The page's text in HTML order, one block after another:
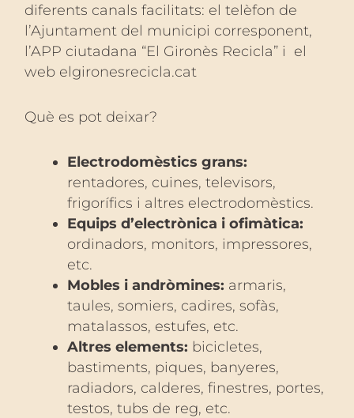
diferents canals facilitats: el telèfon de
l’Ajuntament del municipi corresponent,
l’APP ciutadana “El Gironès Recicla” i el
web elgironesrecicla.cat
Què es pot deixar?
Electrodomèstics grans:
rentadores, cuines, televisors,
frigorífics i altres electrodomèstics.
Equips d’electrònica i ofimàtica:
ordinadors, monitors, impressores,
etc.
Mobles i andròmines: armaris,
taules, somiers, cadires, sofàs,
matalassos, estufes, etc.
Altres elements: bicicletes,
bastiments, piques, banyeres,
radiadors, calderes, finestres, portes,
testos, tubs de reg, etc.